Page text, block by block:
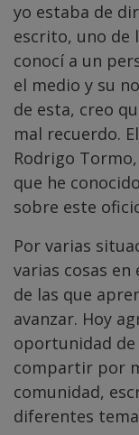
yo estaba de
escrito, uno de
conocí a un
el medio y su
de esta, creo
mal recuerdo.
Rodrigo
que he
sobre este
Por varias
varias cosas en
de las que
avanzar. Hoy
oportunidad de
compartir por
comunidad,
diferentes